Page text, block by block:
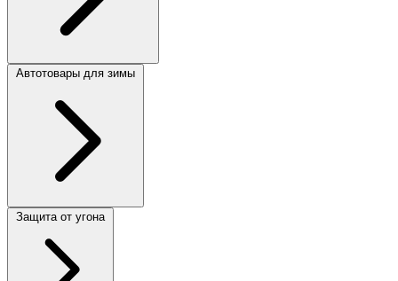
Автотовары для зимы
Защита от угона